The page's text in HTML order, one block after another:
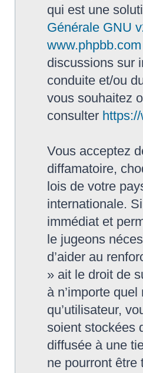
qui est une
Générale GNU
www.phpbb.com
discussions sur
conduite et/ou
vous souhaitez
consulter
Vous acceptez
diffamatoire,
lois de votre
internationale.
immédiat et
le jugeons
d’aider au
» ait le droit de
à n’importe
qu’utilisateur,
soient stockées
diffusée à une
ne pourront être